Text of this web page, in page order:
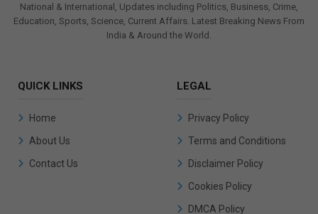
National & International, Updates including Politics, Business, Crime,
Education, Sports, Science, Current Affairs. Latest Breaking News From
India & Around the World.
QUICK LINKS
Home
About Us
Contact Us
LEGAL
Privacy Policy
Terms and Conditions
Disclaimer Policy
Cookies Policy
DMCA Policy